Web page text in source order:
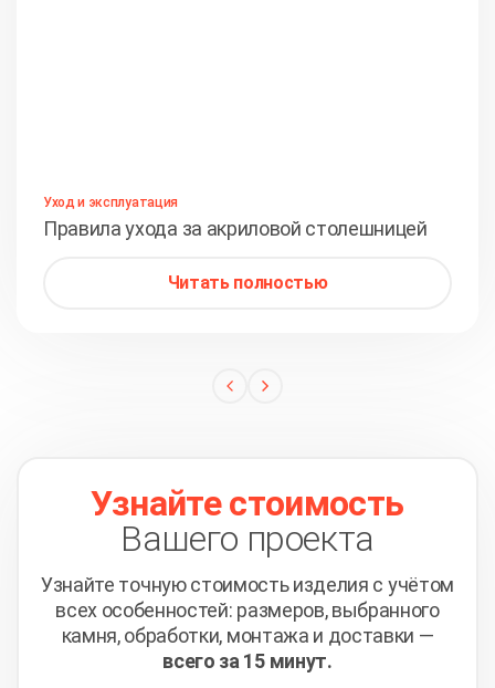
Уход и эксплуатация
Правила ухода за акриловой столешницей
Читать полностью
Узнайте стоимость
Вашего проекта
Узнайте точную стоимость изделия с учётом
всех особенностей: размеров, выбранного
камня, обработки, монтажа и доставки —
всего за 15 минут.